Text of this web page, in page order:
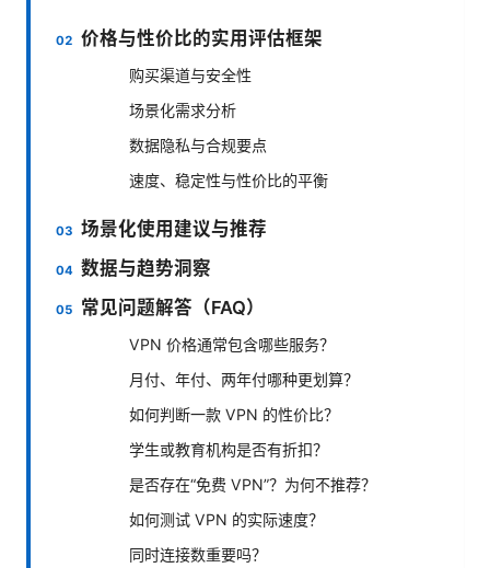
价格与性价比的实用评估框架
购买渠道与安全性
场景化需求分析
数据隐私与合规要点
速度、稳定性与性价比的平衡
场景化使用建议与推荐
数据与趋势洞察
常见问题解答（FAQ）
VPN 价格通常包含哪些服务？
月付、年付、两年付哪种更划算？
如何判断一款 VPN 的性价比？
学生或教育机构是否有折扣？
是否存在“免费 VPN”？为何不推荐？
如何测试 VPN 的实际速度？
同时连接数重要吗？